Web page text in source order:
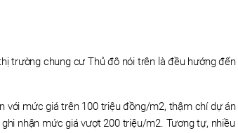
trường chung cư Thủ đô nói trên là đều hướng đến
với mức giá trên 100 triệu đồng/m2, thậm chí dự án
nhận mức giá vượt 200 triệu/m2. Tương tự, nhiều